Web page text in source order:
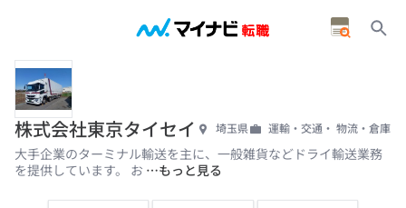
株式会社東京タイセイ 埼玉県 運輸・交通・ 物流・倉庫
大手企業のターミナル輸送を主に、一般雑貨などドライ輸送業務
を提供しています。 お …もっと見る